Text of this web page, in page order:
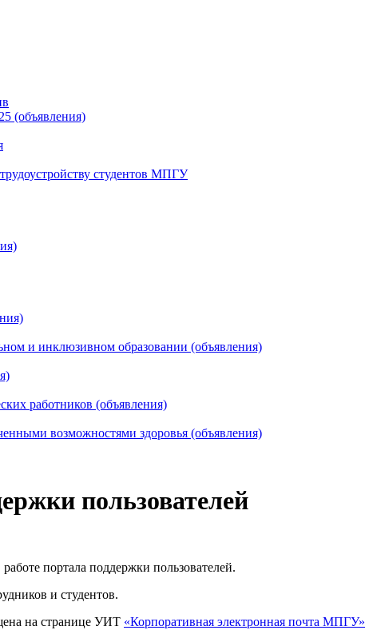
(объявления)
студентов МПГУ
и инклюзивном образовании (объявления)
работников (объявления)
возможностями здоровья (объявления)
пользователей
портала поддержки пользователей.
и студентов.
на странице УИТ «Корпоративная электронная почта МПГУ»